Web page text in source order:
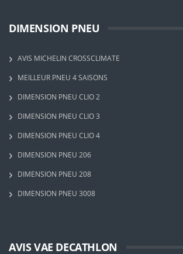
DIMENSION PNEU
AVIS MICHELIN CROSSCLIMATE
MEILLEUR PNEU 4 SAISONS
DIMENSION PNEU CLIO 2
DIMENSION PNEU CLIO 3
DIMENSION PNEU CLIO 4
DIMENSION PNEU 206
DIMENSION PNEU 208
DIMENSION PNEU 3008
AVIS VAE DECATHLON